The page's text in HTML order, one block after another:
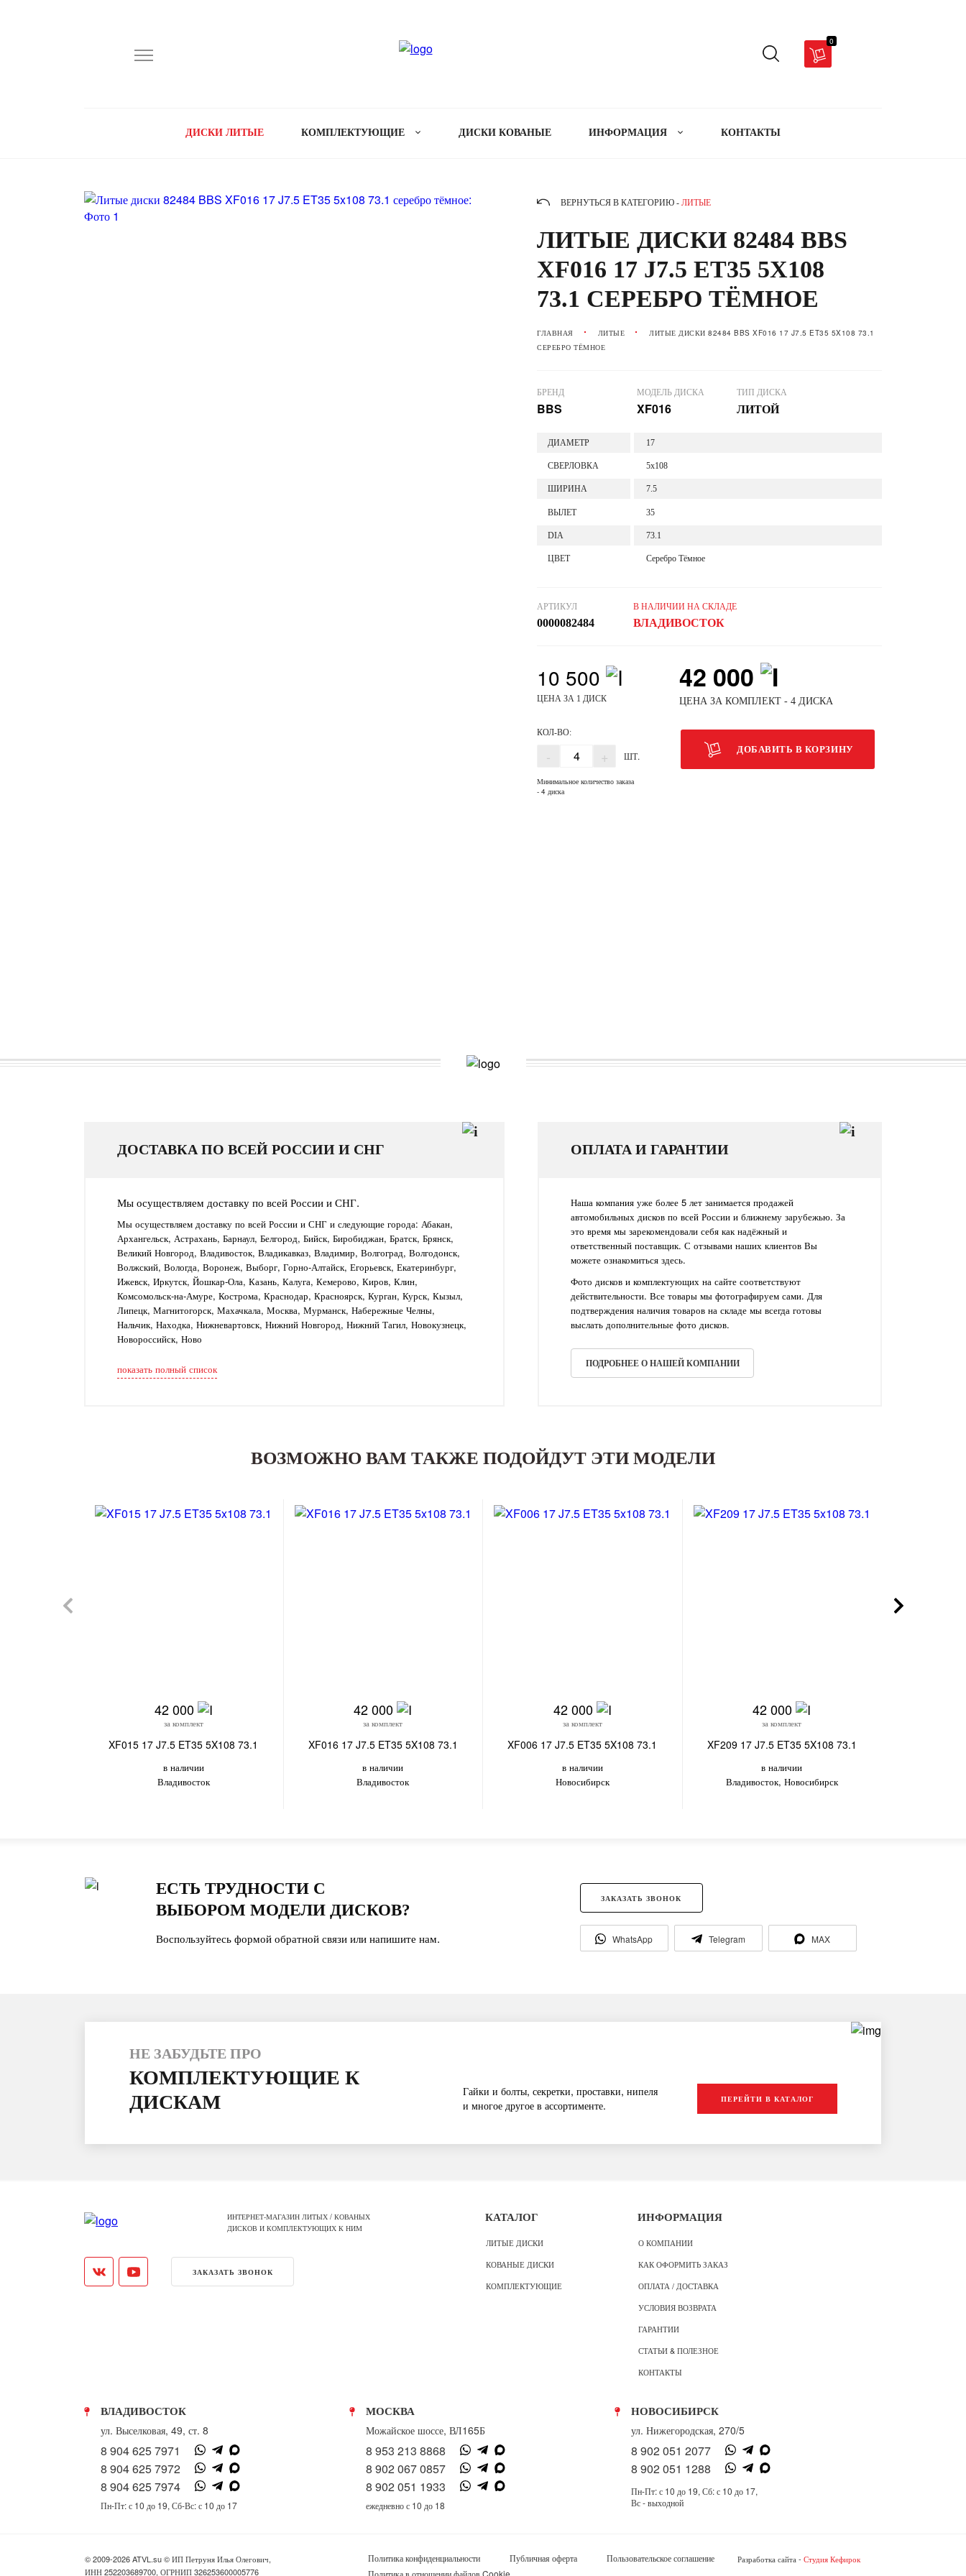
0
ДИСКИ ЛИТЫЕ КОМПЛЕКТУЮЩИЕ ДИСКИ КОВАНЫЕ ИНФОРМАЦИЯ КОНТАКТЫ
ВЕРНУТЬСЯ В КАТЕГОРИЮ - ЛИТЫЕ
ЛИТЫЕ ДИСКИ 82484 BBS
XF016 17 J7.5 ET35 5X108
73.1 СЕРЕБРО ТЁМНОЕ
ГЛАВНАЯ ЛИТЫЕ
ЛИТЫЕ ДИСКИ 82484 BBS XF016 17 J7.5 ET35 5X108 73.1
СЕРЕБРО ТЁМНОЕ
БРЕНД
BBS
МОДЕЛЬ ДИСКА
XF016
ТИП ДИСКА
ЛИТОЙ
ДИАМЕТР 17
СВЕРЛОВКА 5x108
ШИРИНА 7.5
ВЫЛЕТ 35
DIA 73.1
ЦВЕТ Серебро Тёмное
АРТИКУЛ
0000082484
В НАЛИЧИИ НА СКЛАДЕ
ВЛАДИВОСТОК
10 500
ЦЕНА ЗА 1 ДИСК
42 000
ЦЕНА ЗА КОМПЛЕКТ - 4 ДИСКА
КОЛ-ВО:
- + ШТ.
Минимальное количество заказа
- 4 диска
ДОБАВИТЬ В КОРЗИНУ
ДОСТАВКА ПО ВСЕЙ РОССИИ И СНГ
Мы осуществляем доставку по всей России и СНГ.
Мы осуществляем доставку по всей России и СНГ и следующие города: Абакан,
Архангельск, Астрахань, Барнаул, Белгород, Бийск, Биробиджан, Братск, Брянск,
Великий Новгород, Владивосток, Владикавказ, Владимир, Волгоград, Волгодонск,
Волжский, Вологда, Воронеж, Выборг, Горно-Алтайск, Егорьевск, Екатеринбург,
Ижевск, Иркутск, Йошкар-Ола, Казань, Калуга, Кемерово, Киров, Клин,
Комсомольск-на-Амуре, Кострома, Краснодар, Красноярск, Курган, Курск, Кызыл,
Липецк, Магнитогорск, Махачкала, Москва, Мурманск, Набережные Челны,
Нальчик, Находка, Нижневартовск, Нижний Новгород, Нижний Тагил, Новокузнецк,
Новороссийск, Ново
показать полный список
ОПЛАТА И ГАРАНТИИ
Наша компания уже более 5 лет занимается продажей
автомобильных дисков по всей России и ближнему зарубежью. За
это время мы зарекомендовали себя как надёжный и
ответственный поставщик. С отзывами наших клиентов Вы
можете ознакомиться здесь.
Фото дисков и комплектующих на сайте соответствуют
действительности. Все товары мы фотографируем сами. Для
подтверждения наличия товаров на складе мы всегда готовы
выслать дополнительные фото дисков.
ПОДРОБНЕЕ О НАШЕЙ КОМПАНИИ
ВОЗМОЖНО ВАМ ТАКЖЕ ПОДОЙДУТ ЭТИ МОДЕЛИ
42 000
за комплект
XF015 17 J7.5 ET35 5X108 73.1
в наличии
Владивосток
42 000
за комплект
XF016 17 J7.5 ET35 5X108 73.1
в наличии
Владивосток
42 000
за комплект
XF006 17 J7.5 ET35 5X108 73.1
в наличии
Новосибирск
42 000
за комплект
XF209 17 J7.5 ET35 5X108 73.1
в наличии
Владивосток, Новосибирск
ЕСТЬ ТРУДНОСТИ С
ВЫБОРОМ МОДЕЛИ ДИСКОВ?
Воспользуйтесь формой обратной связи или напишите нам.
ЗАКАЗАТЬ ЗВОНОК
WhatsApp Telegram MAX
НЕ ЗАБУДЬТЕ ПРО
КОМПЛЕКТУЮЩИЕ К
ДИСКАМ
Гайки и болты, секретки, проставки, нипеля
и многое другое в ассортименте.
ПЕРЕЙТИ В КАТАЛОГ
ИНТЕРНЕТ-МАГАЗИН ЛИТЫХ / КОВАНЫХ
ДИСКОВ И КОМПЛЕКТУЮЩИХ К НИМ
ЗАКАЗАТЬ ЗВОНОК
КАТАЛОГ
ЛИТЫЕ ДИСКИ
КОВАНЫЕ ДИСКИ
КОМПЛЕКТУЮЩИЕ
ИНФОРМАЦИЯ
О КОМПАНИИ
КАК ОФОРМИТЬ ЗАКАЗ
ОПЛАТА / ДОСТАВКА
УСЛОВИЯ ВОЗВРАТА
ГАРАНТИИ
СТАТЬИ & ПОЛЕЗНОЕ
КОНТАКТЫ
ВЛАДИВОСТОК
ул. Выселковая, 49, ст. 8
8 904 625 7971
8 904 625 7972
8 904 625 7974
Пн-Пт: с 10 до 19, Сб-Вс: с 10 до 17
МОСКВА
Можайское шоссе, ВЛ165Б
8 953 213 8868
8 902 067 0857
8 902 051 1933
ежедневно с 10 до 18
НОВОСИБИРСК
ул. Нижегородская, 270/5
8 902 051 2077
8 902 051 1288
Пн-Пт: с 10 до 19, Сб: с 10 до 17,
Вс - выходной
© 2009-2026 ATVL.su © ИП Петруня Илья Олегович,
ИНН 252203689700, ОГРНИП 326253600005776
Политика конфиденциальности Публичная оферта
Пользовательское соглашение
Разработка сайта - Студия Кефирок